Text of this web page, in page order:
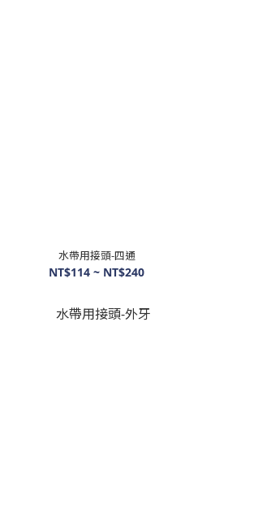
水帶用接頭-四通
NT$114 ~ NT$240